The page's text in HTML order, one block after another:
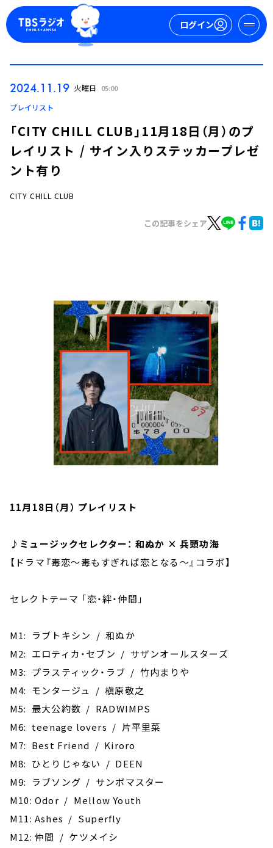
ログイン
YouTube
会社情報
2024.11.19 火曜日 05:00
プレイリスト
「CITY CHILL CLUB」11月18日（月）のプ
レイリスト / サイン入りステッカープレゼ
ント有り
CITY CHILL CLUB
この記事をシェア
11月18日（月） プレイリスト
♪ミュージックセレクター： 和ぬか × 兵頭功海
【ドラマ『毒恋～毒もすぎれば恋となる～』コラボ】
セレクトテーマ ｢恋・絆・仲間｣
M1: ラブトキシン / 和ぬか
M2: エロティカ・セブン / サザンオールスターズ
M3: プラスティック・ラブ / 竹内まりや
M4: モンタージュ / 槇原敬之
M5: 最大公約数 / RADWIMPS
M6: teenage lovers / 片平里菜
M7: Best Friend / Kiroro
M8: ひとりじゃない / DEEN
M9: ラブソング / サンボマスター
M10: Odor / Mellow Youth
M11: Ashes / Superfly
M12: 仲間 / ケツメイシ